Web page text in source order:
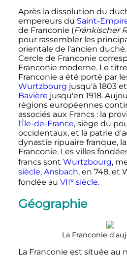
Après la dissolution du
empereurs du Saint-
de Franconie (Fränkischer
pour rassembler les
orientale de l'ancien
Cercle de Franconie
Franconie moderne. Le
Franconie a été porté par
Wurtzbourg jusqu'à 1803
Bavière jusqu'en 1918.
régions européennes
associés aux Francs : la
l'Île-de-France, siège du
occidentaux, et la patrie
dynastie ripuaire franque,
Franconie. Les villes
francs sont Wurtzbourg,
siècle, Ansbach, en 748, et
fondée au VIIesiècle.
Géographie
La Franconie
La Franconie est située au